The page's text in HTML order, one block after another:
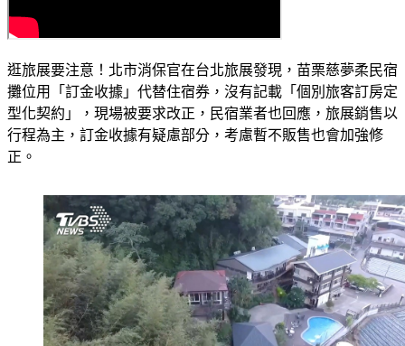
逛旅展要注意！北市消保官在台北旅展發現，苗栗慈夢柔民宿
攤位用「訂金收據」代替住宿券，沒有記載「個別旅客訂房定
型化契約」，現場被要求改正，民宿業者也回應，旅展銷售以
行程為主，訂金收據有疑慮部分，考慮暫不販售也會加強修
正。